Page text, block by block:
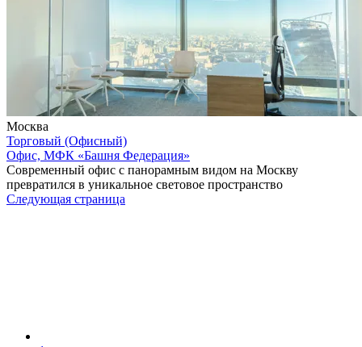
Москва
Торговый (Офисный)
Офис, МФК «Башня Федерация»
Современный офис с панорамным видом на Москву
превратился в уникальное световое пространство
Следующая страница